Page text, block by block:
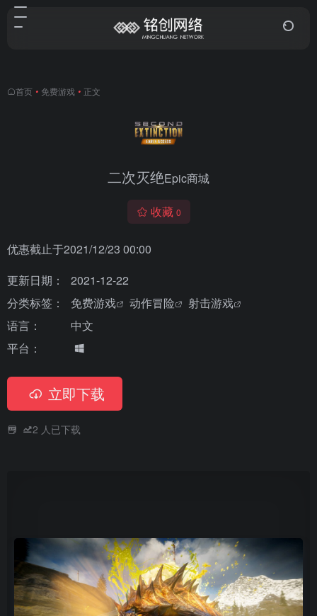
首页 • 免费游戏 • 正文
二次灭绝Epic商城
收藏 0
优惠截止于2021/12/23 00:00
更新日期：
2021-12-22
分类标签：
免费游戏 动作冒险
射击游戏
语言：
中文
平台：
立即下载
2 人已下载